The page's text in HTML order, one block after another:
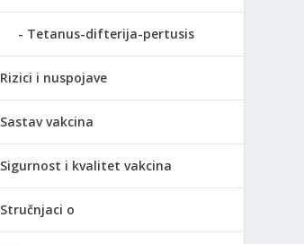
Tetanus-difterija-pertusis
Rizici i nuspojave
Sastav vakcina
Sigurnost i kvalitet vakcina
Stručnjaci o